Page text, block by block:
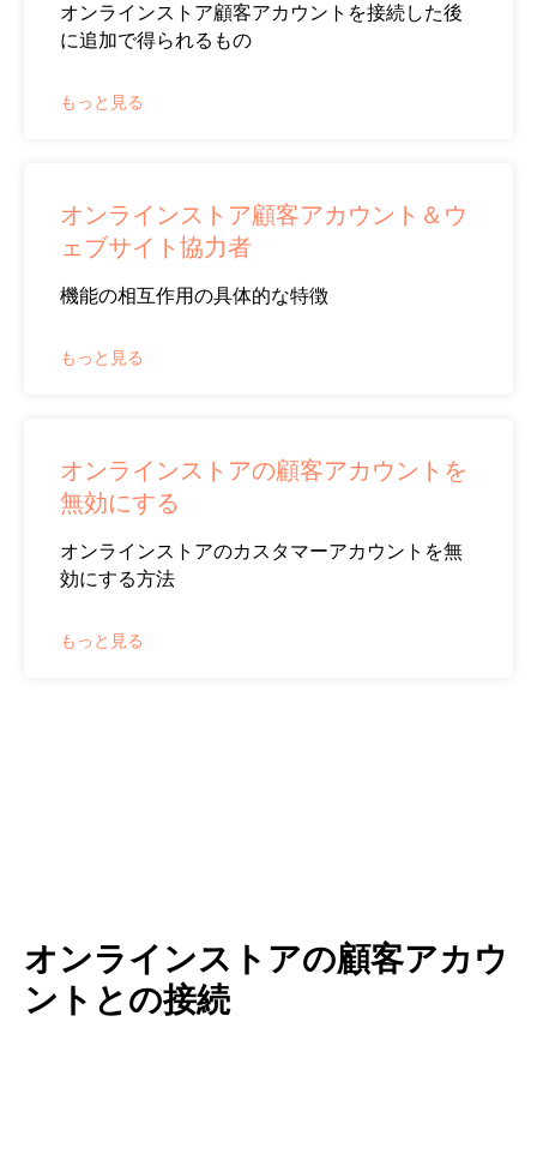
オンラインストア顧客アカウントを接続した後
に追加で得られるもの
もっと見る
オンラインストア顧客アカウント＆ウ
ェブサイト協力者
機能の相互作用の具体的な特徴
もっと見る
オンラインストアの顧客アカウントを
無効にする
オンラインストアのカスタマーアカウントを無
効にする方法
もっと見る
オンラインストアの顧客アカウ
ントとの接続